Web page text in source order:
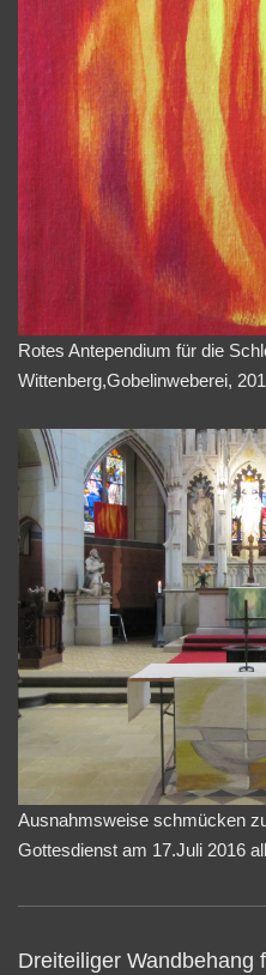
Rotes Antependium für die
Wittenberg,Gobelinweberei,
Ausnahmsweise schmücken
Gottesdienst am 17.Juli 2016
Dreiteiliger Wandbehang